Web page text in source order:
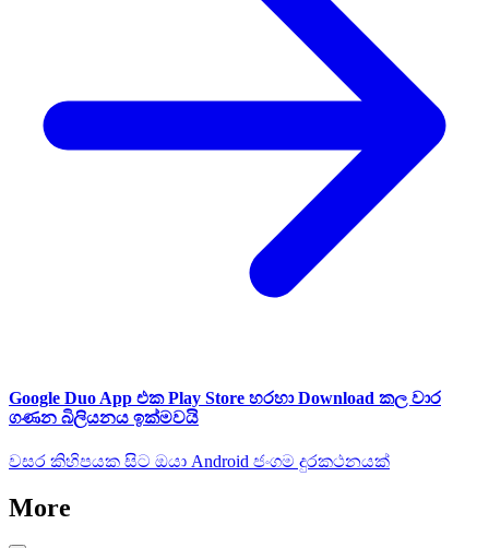
Google Duo App එක Play Store හරහා Download කල වාර
ගණන බිලියනය ඉක්මවයි
වසර කිහිපයක සිට ඔයා Android ජංගම දුරකථනයක්
More